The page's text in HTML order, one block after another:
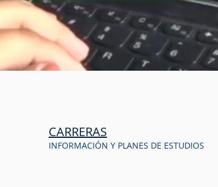
CARRERAS
INFORMACIÓN Y PLANES DE ESTUDIOS